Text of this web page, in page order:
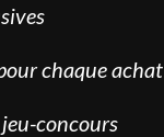
chaque achat
concours